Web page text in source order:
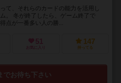
て、それらのカードの能力を活用し
。 冬が終了したら、ゲーム終了で
点が一番多い人の勝...
51
お気に入り
147
持ってる
でお待ち下さい